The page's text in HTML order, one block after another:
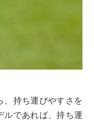
、持ち運びやすさを
ルであれば、持ち運